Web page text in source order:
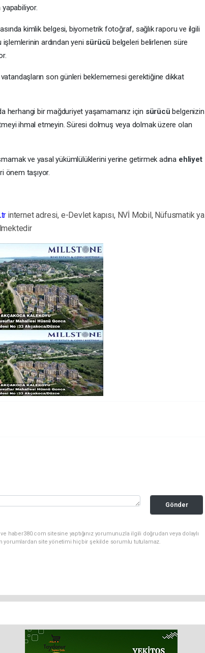
kimlik belgesi, biyometrik fotoğraf, sağlık raporu ve ilgili
işlemlerinin ardından yeni sürücü belgeleri belirlenen süre
son günleri beklememesi gerektiğine dikkat
herhangi bir mağduriyet yaşamamanız için sürücübelgenizin
ihmal etmeyin. Süresi dolmuş veya dolmak üzere olan
ve yasal yükümlülüklerini yerine getirmek adına ehliyet
önem taşıyor.
internet adresi, e-Devlet kapısı, NVİ Mobil, Nüfusmatik ya
Gönder
haber380.com sitesine yaptığınız yorumunuzla ilgili doğrudan veya dolaylı
yorumlardan site yönetimi hiçbir şekilde sorumlu tutulamaz.